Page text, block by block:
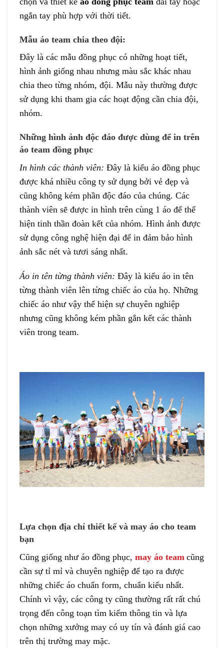
ngắn tay phù hợp với thời tiết.
Mẫu áo team chia theo đội:
Đây là các mẫu đồng phục có những hoạt tiết,
hình ảnh giống nhau nhưng màu sắc khác nhau
chia theo từng nhóm, đội. Mẫu này thường được
sử dụng khi tham gia các hoạt động cần chia đội,
nhóm.
Những hình ảnh độc đáo được dùng để in trên
áo team đồng phục
In hình các thành viên: Đây là kiểu áo đồng phục
được khá nhiều công ty sử dụng bởi vẻ đẹp và
cũng không kém phần độc đáo của chúng. Các
thành viên sẽ được in hình trên cùng 1 áo để thể
hiện tinh thần đoàn kết của nhóm. Hình ảnh được
sử dụng công nghệ hiện đại để in đảm bảo hình
ảnh sắc nét và tươi sáng nhất.
Áo in tên từng thành viên: Đây là kiểu áo in tên
từng thành viên lên từng chiếc áo của họ. Những
chiếc áo như vậy thể hiện sự chuyên nghiệp
nhưng cũng không kém phần gắn kết các thành
viên trong team.
Lựa chọn địa chỉ thiết kế và may áo cho team
bạn
Cũng giống như áo đồng phục, may áo team cũng
cần sự tỉ mỉ và chuyên nghiệp để tạo ra được
những chiếc áo chuẩn form, chuẩn kiểu nhất.
Chính vì vậy, các công ty cũng thường rất rất chú
trọng đến công toạn tìm kiếm thông tin và lựa
chọn những xưởng may có uy tín và đánh giá cao
trên thị trường may mặc.